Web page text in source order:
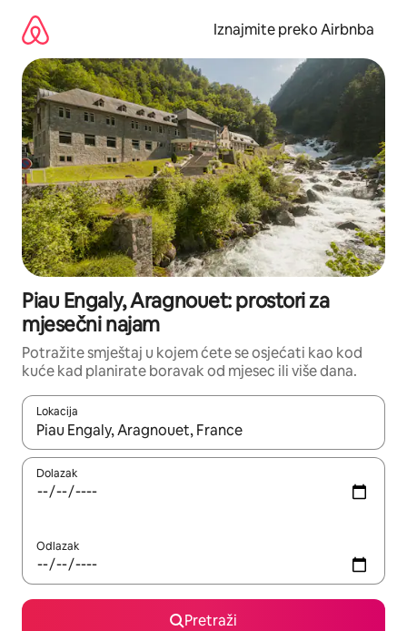
sadržaj
Iznajmite preko Airbnba
Piau Engaly, Aragnouet: prostori za
mjesečni najam
Potražite smještaj u kojem ćete se osjećati kao kod
kuće kad planirate boravak od mjesec ili više dana.
Lokacija
Kada budu dostupni rezultati, moći ćete ih pregledati
Dolazak
Odlazak
Pretraži